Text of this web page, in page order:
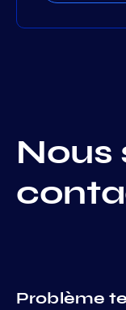
Nous
Problème